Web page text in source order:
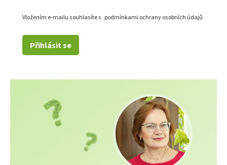
Vložením e-mailu souhlasíte s podmínkami ochrany osobních údajů
Přihlásit se